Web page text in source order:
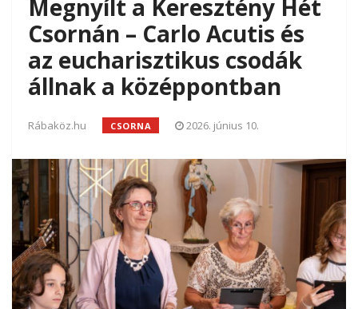
Megnyílt a Keresztény Hét
Csornán – Carlo Acutis és
az eucharisztikus csodák
állnak a középpontban
Rábaköz.hu CSORNA 2026. június 10.